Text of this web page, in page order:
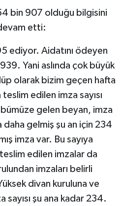
bin 907 olduğu bilgisini
etti:
ediyor. Aidatını ödeyen
Yani aslında çok büyük
olarak bizim geçen hafta
teslim edilen imza sayısı
gelen beyan, imza
daha gelmiş şu an için 234
imza var. Bu sayıya
edilen imzalar da
imzaları belirli
divan kuruluna ve
şu ana kadar 234.